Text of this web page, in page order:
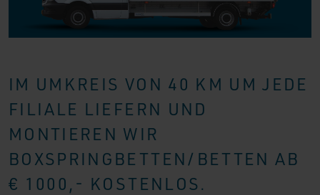
IM UMKREIS VON 40 KM UM JEDE
FILIALE LIEFERN UND
MONTIEREN WIR
BOXSPRINGBETTEN/BETTEN AB
€ 1000,- KOSTENLOS.